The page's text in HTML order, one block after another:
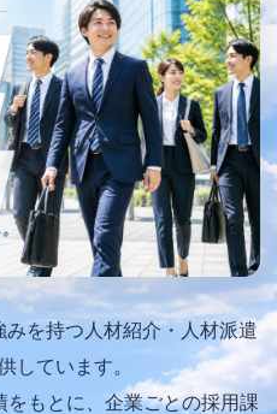
を持つ人材紹介・人材派遣
しています。
もとに、企業ごとの採用課